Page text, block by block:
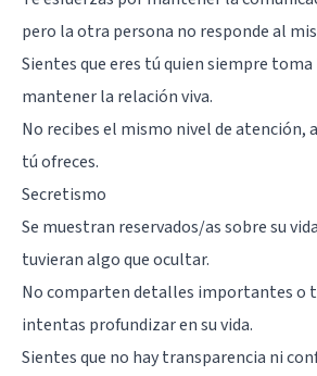
pero la otra persona no responde al
Sientes que eres tú quien siempre
mantener la relación viva.
No recibes el mismo nivel de atención,
tú ofreces.
Secretismo
Se muestran reservados/as sobre su
tuvieran algo que ocultar.
No comparten detalles importantes o
intentas profundizar en su vida.
Sientes que no hay transparencia ni